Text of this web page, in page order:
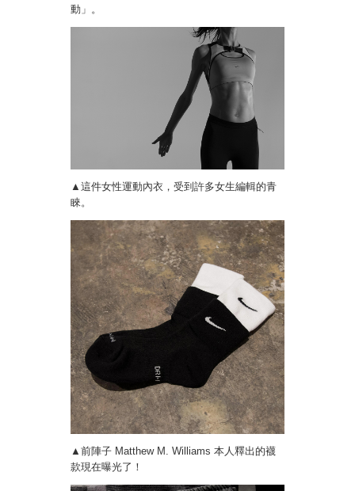
動」。
▲這件女性運動內衣，受到許多女生編輯的青
睞。
▲前陣子 Matthew M. Williams 本人釋出的襪
款現在曝光了！